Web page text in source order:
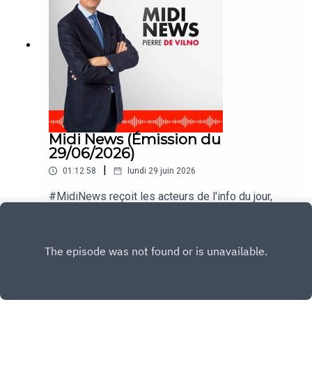
Midi News (Émission du
29/06/2026)
01:12:58 lundi 29 juin 2026
#MidiNews reçoit les acteurs de l'info du jour,